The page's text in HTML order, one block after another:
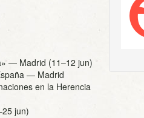
— Madrid (11–12 jun)
— Madrid
en la Herencia
jun)